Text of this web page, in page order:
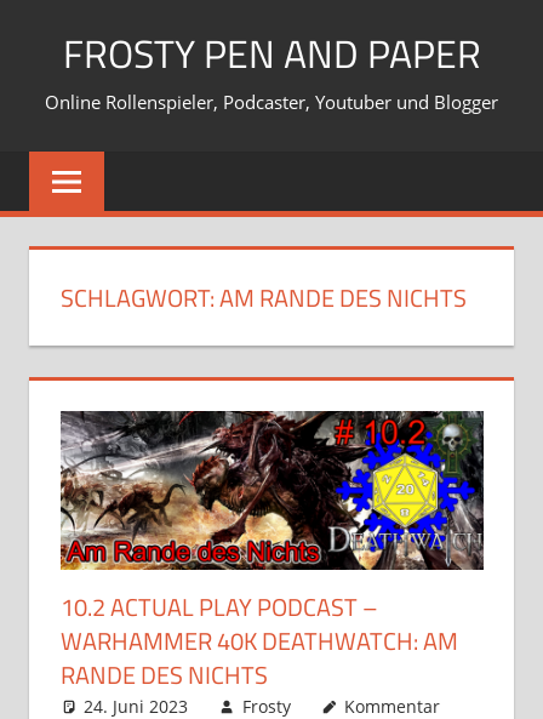
FROSTY PEN AND PAPER
Online Rollenspieler, Podcaster, Youtuber und Blogger
SCHLAGWORT:AM RANDE DES NICHTS
10.2 ACTUAL PLAY PODCAST –
WARHAMMER 40K DEATHWATCH: AM
RANDE DES NICHTS
24. Juni 2023 Frosty
Kommentar